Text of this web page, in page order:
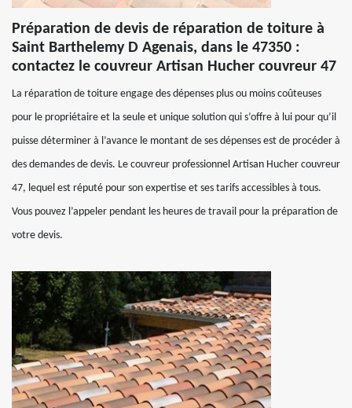
Préparation de devis de réparation de toiture à
Saint Barthelemy D Agenais, dans le 47350 :
contactez le couvreur Artisan Hucher couvreur 47
La réparation de toiture engage des dépenses plus ou moins coûteuses
pour le propriétaire et la seule et unique solution qui s’offre à lui pour qu’il
puisse déterminer à l’avance le montant de ses dépenses est de procéder à
des demandes de devis. Le couvreur professionnel Artisan Hucher couvreur
47, lequel est réputé pour son expertise et ses tarifs accessibles à tous.
Vous pouvez l’appeler pendant les heures de travail pour la préparation de
votre devis.